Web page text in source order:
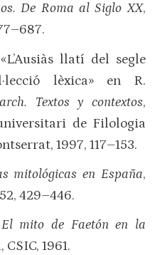
De Roma al SigloXX,
llatí del segle
lèxica» en R.
Textos y contextos,
de Filologia
1997, 117–153.
mitológicas en España,
429–446.
El mito de Faetón en la
1961.